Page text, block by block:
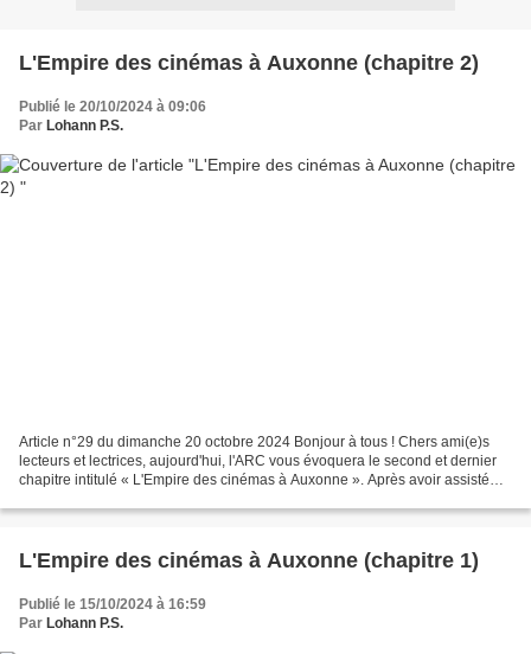
L'Empire des cinémas à Auxonne (chapitre 2)
Publié le 20/10/2024 à 09:06
Par Lohann P.S.
Article n°29 du dimanche 20 octobre 2024 Bonjour à tous ! Chers ami(e)s
lecteurs et lectrices, aujourd'hui, l'ARC vous évoquera le second et dernier
chapitre intitulé « L'Empire des cinémas à Auxonne ». Après avoir assisté
L'Empire des cinémas à Auxonne (chapitre 1)
Publié le 15/10/2024 à 16:59
Par Lohann P.S.